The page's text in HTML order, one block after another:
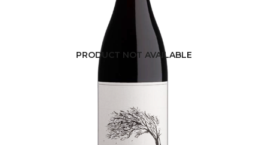
PRODUCT NOT AVAILABLE